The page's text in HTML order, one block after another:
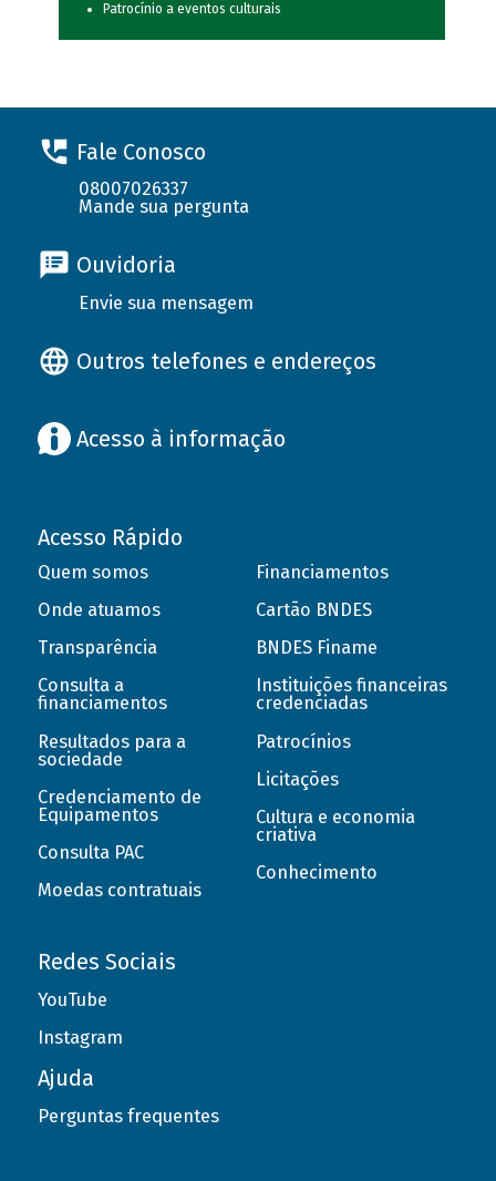
Patrocínio a eventos culturais
Fale Conosco
08007026337
Mande sua pergunta
Ouvidoria
Envie sua mensagem
Outros telefones e endereços
Acesso à informação
Acesso Rápido
Quem somos
Onde atuamos
Transparência
Consulta a
financiamentos
Resultados para a
sociedade
Credenciamento de
Equipamentos
Consulta PAC
Moedas contratuais
Financiamentos
Cartão BNDES
BNDES Finame
Instituições financeiras
credenciadas
Patrocínios
Licitações
Cultura e economia
criativa
Conhecimento
Redes Sociais
YouTube
Instagram
Ajuda
Perguntas frequentes